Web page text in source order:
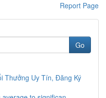
Report Page
Go
Thưởng Uy Tín, Đăng Ký